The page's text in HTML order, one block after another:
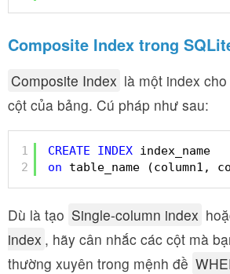
Composite Index trong
Composite Index là một index
cột của bảng. Cú pháp như sau:
1
2
CREATE INDEX index_name
on
table_name (column1,
Dù là tạo Single-column index
index , hãy cân nhắc các cột mà
thường xuyên trong mệnh đề